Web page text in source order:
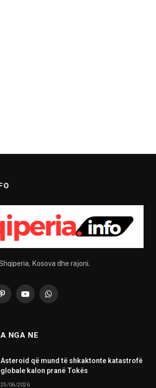
Kosova dhe rajoni.
PinterestYouTubeWhatsApp
NGA NE
Asteroid që mund të shkaktonte katastrofë
globale kalon pranë Tokës
25/06/2026